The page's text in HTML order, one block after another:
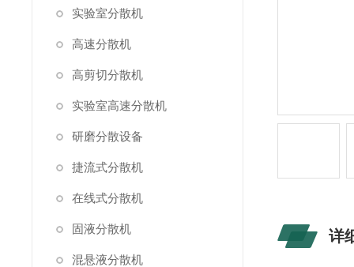
实验室分散机
高速分散机
高剪切分散机
实验室高速分散机
研磨分散设备
捷流式分散机
在线式分散机
固液分散机
混悬液分散机
详